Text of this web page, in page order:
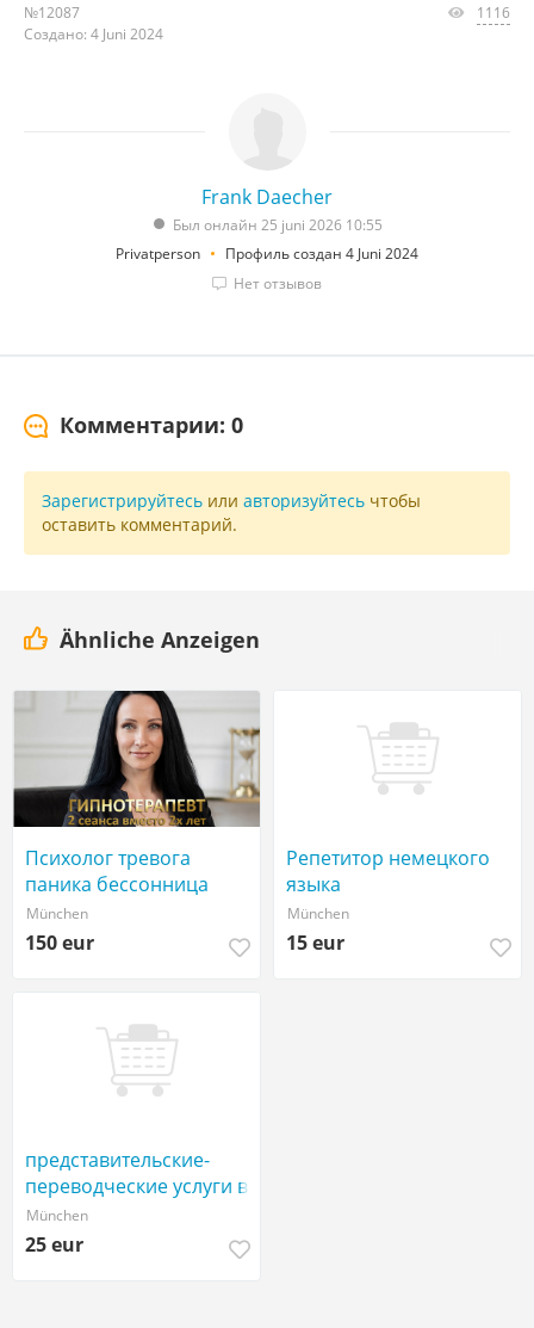
№12087
Создано: 4 Juni 2024
1116
Frank Daecher
Был онлайн 25 juni 2026 10:55
Privatperson
Профиль создан 4 Juni 2024
Нет отзывов
Комментарии: 0
Зарегистрируйтесь или авторизуйтесь чтобы
оставить комментарий.
Ähnliche Anzeigen
Психолог тревога
паника бессонница
выгорание апатия
стресс психосоматика
München
150 eur
Репетитор немецкого
языка
München
15 eur
представительские-
переводческие услуги в
Италии
München
25 eur